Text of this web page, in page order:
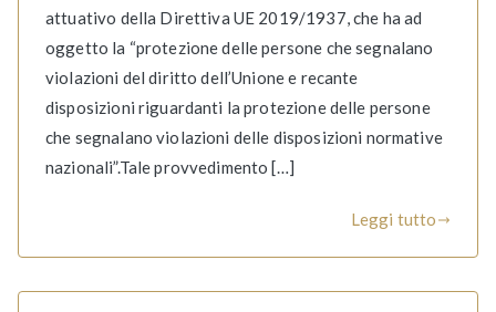
attuativo della Direttiva UE 2019/1937, che ha ad
oggetto la “protezione delle persone che segnalano
violazioni del diritto dell’Unione e recante
disposizioni riguardanti la protezione delle persone
che segnalano violazioni delle disposizioni normative
nazionali”.Tale provvedimento […]
Leggi tutto